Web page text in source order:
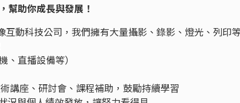
幫助你成長與發展！
互動科技公司，我們擁有大量攝影、錄影、燈光、列印
、直播設備等）
講座、研討會、課程補助，鼓勵持續學習